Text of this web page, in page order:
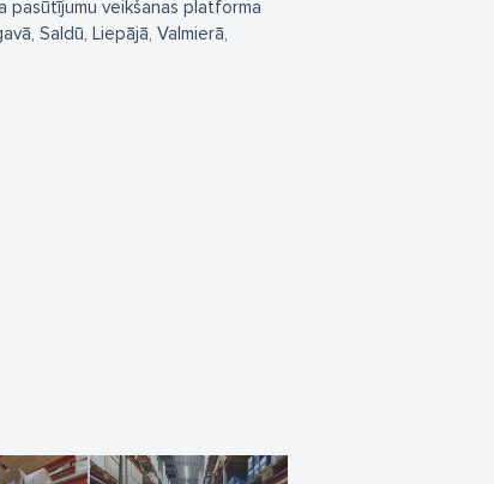
pasūtījumu veikšanas platforma
Saldū, Liepājā, Valmierā,